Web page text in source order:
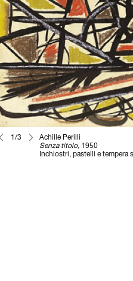
1/3
Achille Perilli
Senza titolo, 1950
Inchiostri, pastelli e tempera